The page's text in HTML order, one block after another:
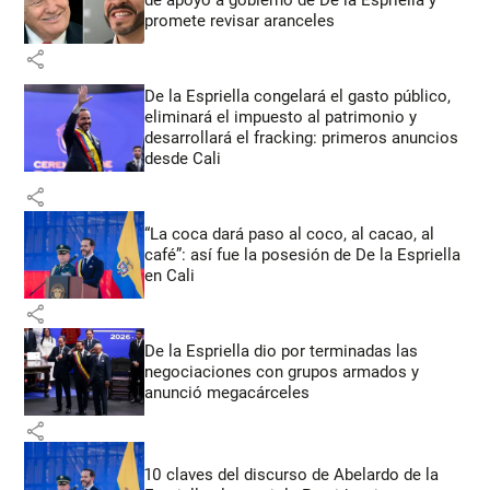
promete revisar aranceles
share
De la Espriella congelará el gasto público,
eliminará el impuesto al patrimonio y
desarrollará el fracking: primeros anuncios
desde Cali
share
“La coca dará paso al coco, al cacao, al
café”: así fue la posesión de De la Espriella
en Cali
share
De la Espriella dio por terminadas las
negociaciones con grupos armados y
anunció megacárceles
share
10 claves del discurso de Abelardo de la